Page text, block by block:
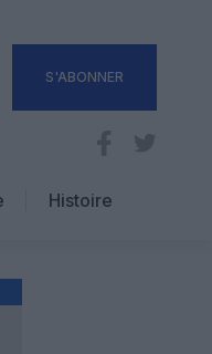
S'ABONNER
Histoire